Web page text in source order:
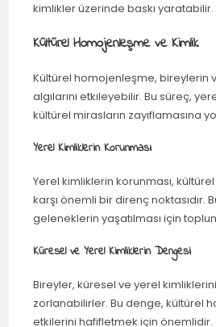
kimlikler üzerinde baskı yaratabilir.
Kültürel Homojenleşme ve Kimlik
Kültürel homojenleşme, bireylerin
algılarını etkileyebilir. Bu süreç,
kültürel mirasların zayıflamasına
Yerel Kimliklerin Korunması
Yerel kimliklerin korunması,
karşı önemli bir direnç noktasıdır.
geleneklerin yaşatılması için
Küresel ve Yerel Kimliklerin Dengesi
Bireyler, küresel ve yerel
zorlanabilirler. Bu denge, kültürel
etkilerini hafifletmek için önemlidir.